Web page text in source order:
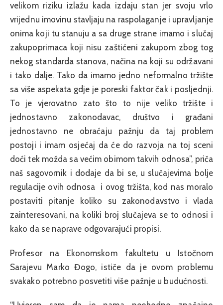
velikom riziku izlažu kada izdaju stan jer svoju vrlo
vrijednu imovinu stavljaju na raspolaganje i upravljanje
onima koji tu stanuju a sa druge strane imamo i slučaj
zakupoprimaca koji nisu zaštićeni zakupom zbog tog
nekog standarda stanova, načina na koji su održavani
i tako dalje. Tako da imamo jedno neformalno tržište
sa više aspekata gdje je poreski faktor čak i posljednji.
To je vjerovatno zato što to nije veliko tržište i
jednostavno zakonodavac, društvo i građani
jednostavno ne obraćaju pažnju da taj problem
postoji i imam osjećaj da će do razvoja na toj sceni
doći tek možda sa većim obimom takvih odnosa”, priča
naš sagovornik i dodaje da bi se, u slučajevima bolje
regulacije ovih odnosa i ovog tržišta, kod nas moralo
postaviti pitanje koliko su zakonodavstvo i vlada
zainteresovani, na koliki broj slučajeva se to odnosi i
kako da se naprave odgovarajući propisi.
Profesor na Ekonomskom fakultetu u Istočnom
Sarajevu Marko Đogo, ističe da je ovom problemu
svakako potrebno posvetiti više pažnje u budućnosti.